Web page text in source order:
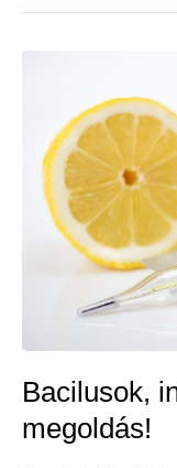
Bacilusok,
megoldás!